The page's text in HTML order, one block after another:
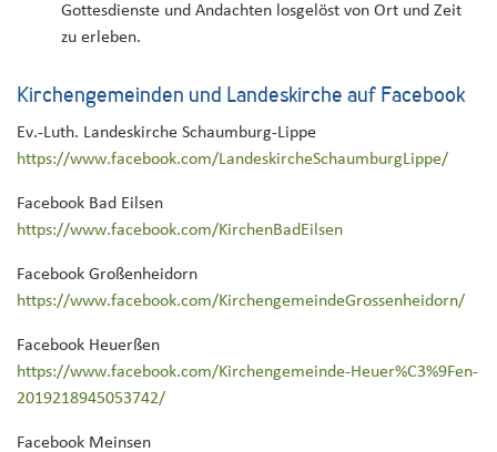
Gottesdienste und Andachten losgelöst von Ort und Zeit
zu erleben.
Kirchengemeinden und Landeskirche auf Facebook
Ev.-Luth. Landeskirche Schaumburg-Lippe
https://www.facebook.com/LandeskircheSchaumburgLippe/
Facebook Bad Eilsen
https://www.facebook.com/KirchenBadEilsen
Facebook Großenheidorn
https://www.facebook.com/KirchengemeindeGrossenheidorn/
Facebook Heuerßen
https://www.facebook.com/Kirchengemeinde-Heuer%C3%9Fen-
2019218945053742/
Facebook Meinsen